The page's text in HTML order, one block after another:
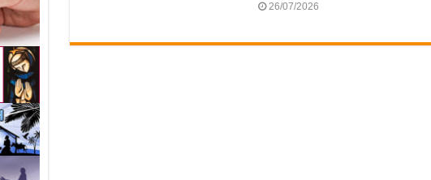
26/07/2026